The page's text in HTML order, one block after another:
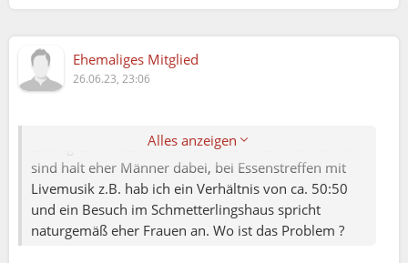
Ehemaliges Mitglied
26.06.23, 23:06
Alles anzeigen
schätze im Hintergrund wird das eine oder andere
Userverhalten gern bezüglich unserer Aktivitäten
analysiert. Also GE wie ist deine Meinung und
welche Fakten kannst du uns dazu aufbereiten?
Vielen Dank im voraus!
Belang. Bei Motorradtouren oder einem Kartrennen
sind halt eher Männer dabei, bei Essenstreffen mit
Livemusik z.B. hab ich ein Verhältnis von ca. 50:50
und ein Besuch im Schmetterlingshaus spricht
naturgemäß eher Frauen an. Wo ist das Problem ?
Michael:
Wolfgang: